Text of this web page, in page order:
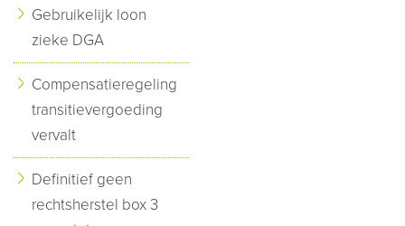
Gebruikelijk loon
zieke DGA
Compensatieregeling
transitievergoeding
vervalt
Definitief geen
rechtsherstel box 3